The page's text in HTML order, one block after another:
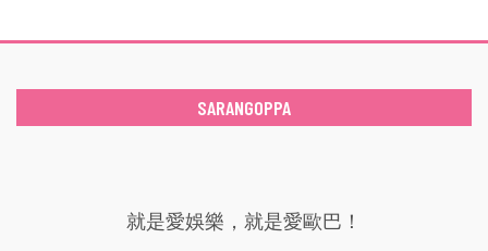
SARANGOPPA
就是愛娛樂，就是愛歐巴！